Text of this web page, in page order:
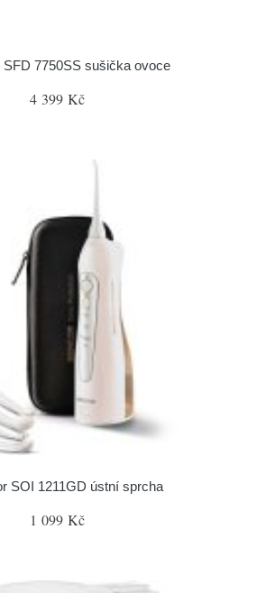
SFD 7750SS sušička ovoce
4 399 Kč
SOI 1211GD ústní sprcha
1 099 Kč